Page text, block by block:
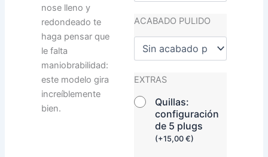
ACABADO PULIDO
EXTRAS
Quillas:
configuración
de 5 plugs
(+15,00€)
nose lleno y
redondeado te
haga pensar que
le falta
maniobrabilidad:
este modelo gira
increíblemente
bien.